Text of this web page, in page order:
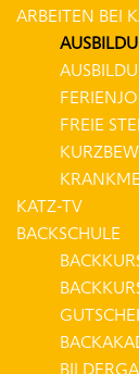
ARBEITEN BEI
FREIE
KATZ-TV
BACKSCHULE